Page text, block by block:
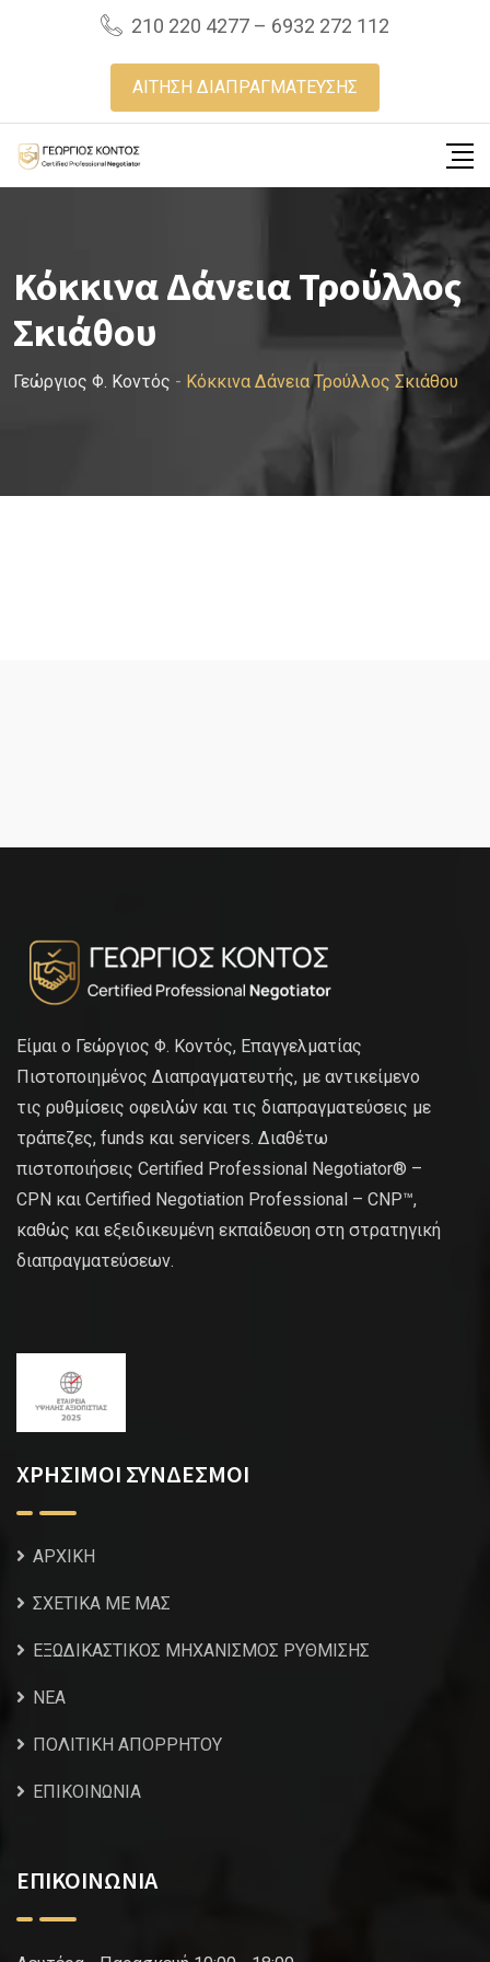
210 220 4277 – 6932 272 112
ΑΙΤΗΣΗ ΔΙΑΠΡΑΓΜΑΤΕΥΣΗΣ
Κόκκινα Δάνεια Τρούλλος
Σκιάθου
Γεώργιος Φ. Κοντός - Κόκκινα Δάνεια Τρούλλος Σκιάθου
Είμαι ο Γεώργιος Φ. Κοντός, Επαγγελματίας
Πιστοποιημένος Διαπραγματευτής, με αντικείμενο
τις ρυθμίσεις οφειλών και τις διαπραγματεύσεις με
τράπεζες, funds και servicers. Διαθέτω
πιστοποιήσεις Certified Professional Negotiator® –
CPN και Certified Negotiation Professional – CNP™,
καθώς και εξειδικευμένη εκπαίδευση στη στρατηγική
διαπραγματεύσεων.
ΧΡΗΣΙΜΟΙ ΣΥΝΔΕΣΜΟΙ
ΑΡΧΙΚΗ
ΣΧΕΤΙΚΑ ΜΕ ΜΑΣ
ΕΞΩΔΙΚΑΣΤΙΚΟΣ ΜΗΧΑΝΙΣΜΟΣ ΡΥΘΜΙΣΗΣ
NEA
ΠΟΛΙΤΙΚΗ ΑΠΟΡΡΗΤΟΥ
ΕΠΙΚΟΙΝΩΝΙΑ
ΕΠΙΚΟΙΝΩΝΙΑ